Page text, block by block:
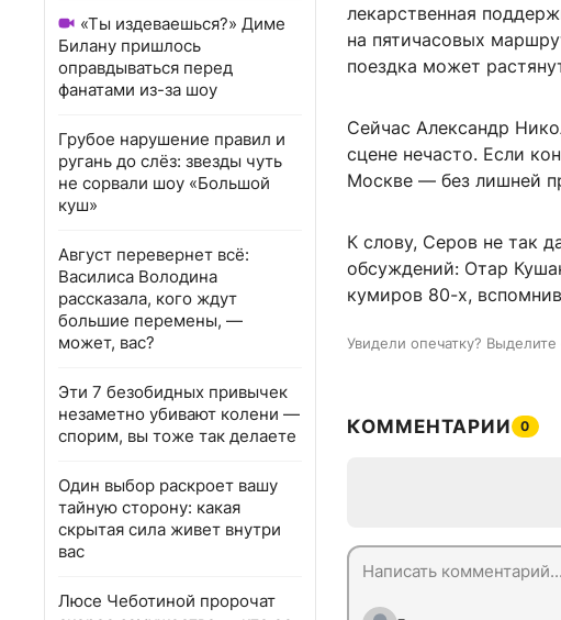
«Ты издеваешься?» Диме
Билану пришлось
оправдываться перед
фанатами из-за шоу
Грубое нарушение правил и
ругань до слёз: звезды чуть
не сорвали шоу «Большой
куш»
Август перевернет всё:
Василиса Володина
рассказала, кого ждут
большие перемены, —
может, вас?
Эти 7 безобидных привычек
незаметно убивают колени —
спорим, вы тоже так делаете
Один выбор раскроет вашу
тайную сторону: какая
скрытая сила живет внутри
вас
Люсе Чеботиной пророчат
лекарственная
на пятичасовых
поездка может
Сейчас Александр
сцене нечасто. Если
Москве — без лишней
К слову, Серов не так
обсуждений: Отар
кумиров 80-х,
Увидели опечатку?
КОММЕНТАРИИ 0